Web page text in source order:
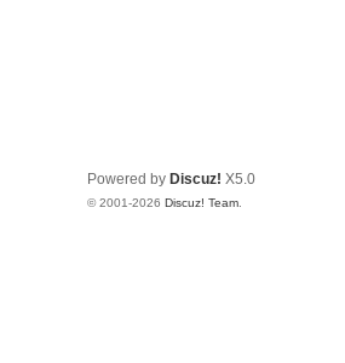
Powered by Discuz! X5.0
© 2001-2026 Discuz! Team